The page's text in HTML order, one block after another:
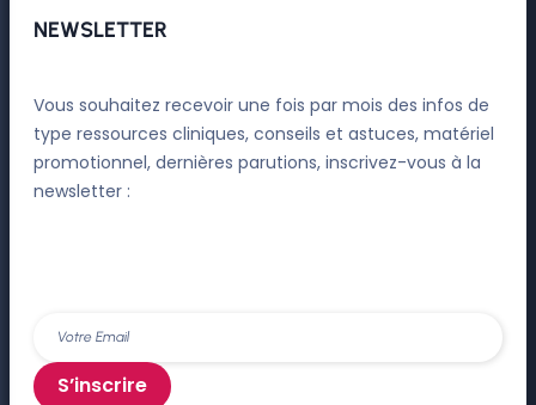
NEWSLETTER
Vous souhaitez recevoir une fois par mois des infos de
type ressources cliniques, conseils et astuces, matériel
promotionnel, dernières parutions, inscrivez-vous à la
newsletter :
S’inscrire